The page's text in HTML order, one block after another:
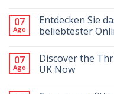
07
Ago
Entdecken Sie
beliebtester
07
Ago
Discover the
UK Now